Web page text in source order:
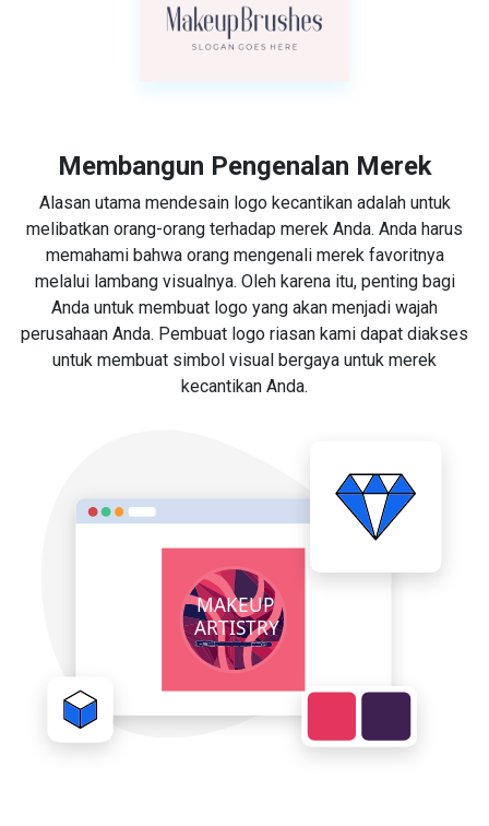
Membangun Pengenalan Merek
Alasan utama mendesain logo kecantikan adalah untuk
melibatkan orang-orang terhadap merek Anda. Anda harus
memahami bahwa orang mengenali merek favoritnya
melalui lambang visualnya. Oleh karena itu, penting bagi
Anda untuk membuat logo yang akan menjadi wajah
perusahaan Anda. Pembuat logo riasan kami dapat diakses
untuk membuat simbol visual bergaya untuk merek
kecantikan Anda.